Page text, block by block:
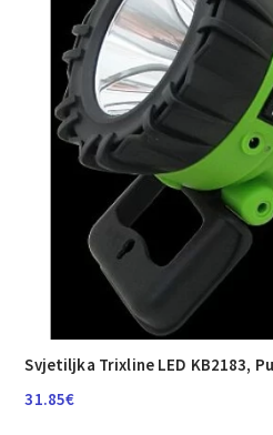
Svjetiljka Trixline LED KB2183,
31.85€